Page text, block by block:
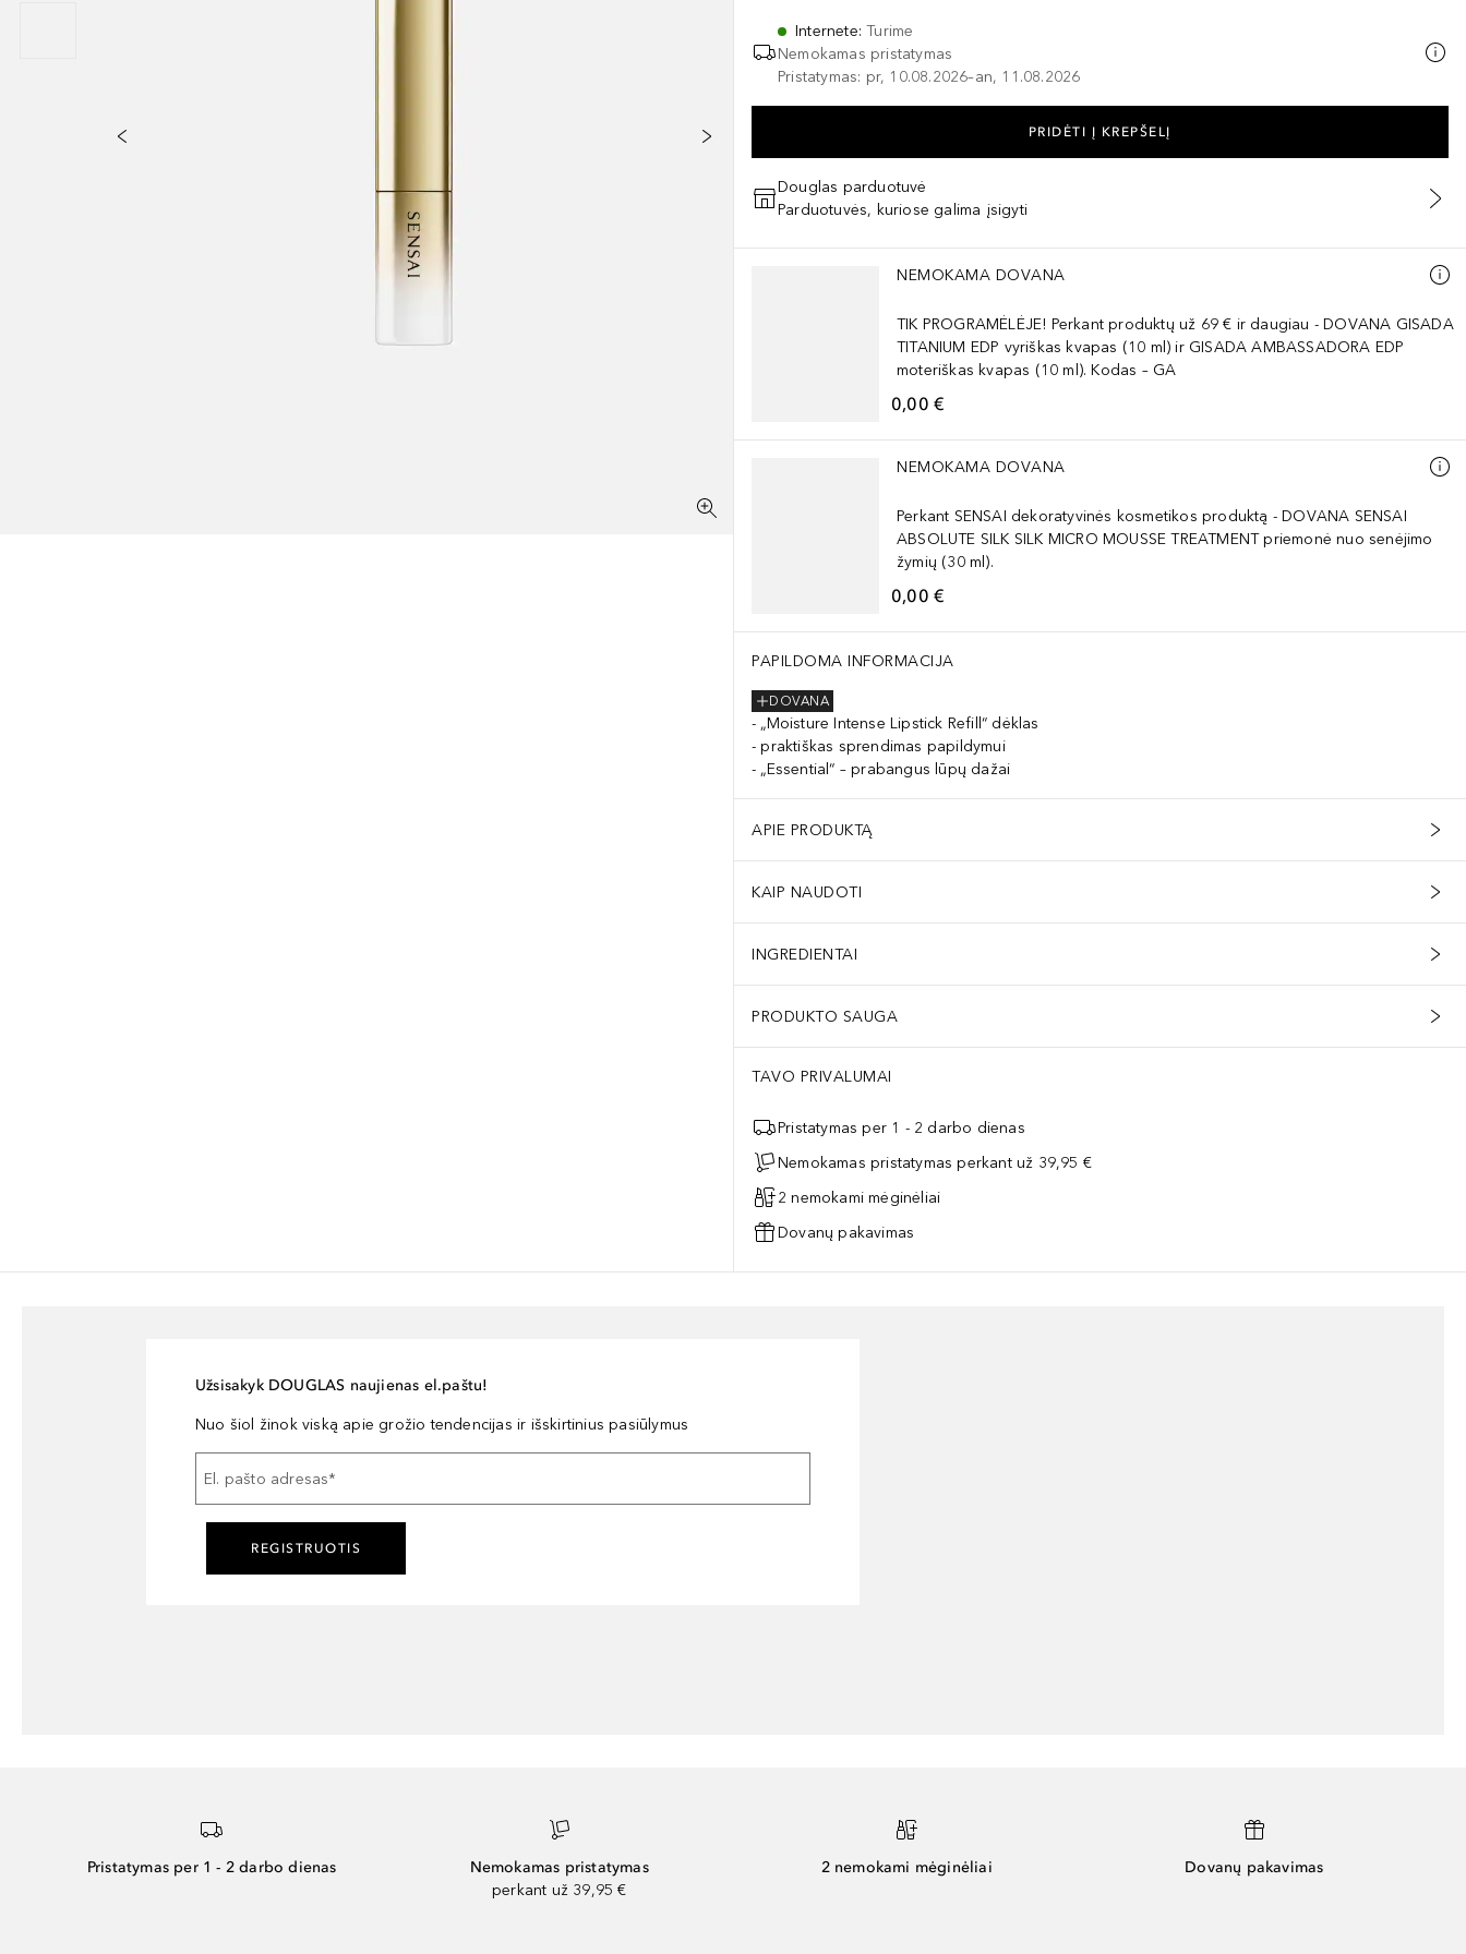
Internete:Turime
Nemokamas pristatymas
Pristatymas: pr, 10.08.2026–an, 11.08.2026
PRIDĖTI Į KREPŠELĮ
Douglas parduotuvė
Parduotuvės, kuriose galima įsigyti
Praleisti slankiklį
NEMOKAMA DOVANA
TIK PROGRAMĖLĖJE! Perkant produktų už 69 € ir daugiau - DOVANA GISADA
TITANIUM EDP vyriškas kvapas (10 ml) ir GISADA AMBASSADORA EDP
moteriškas kvapas (10 ml). Kodas – GA
0,00 €
Praleisti slankiklį
NEMOKAMA DOVANA
Perkant SENSAI dekoratyvinės kosmetikos produktą - DOVANA SENSAI
ABSOLUTE SILK SILK MICRO MOUSSE TREATMENT priemonė nuo senėjimo
žymių (30 ml).
0,00 €
PAPILDOMA INFORMACIJA
DOVANA
„Moisture Intense Lipstick Refill“ dėklas
praktiškas sprendimas papildymui
„Essential“ – prabangus lūpų dažai
APIE PRODUKTĄ
KAIP NAUDOTI
INGREDIENTAI
PRODUKTO SAUGA
TAVO PRIVALUMAI
Pristatymas per 1 - 2 darbo dienas
Nemokamas pristatymas perkant už 39,95 €
2 nemokami mėginėliai
Dovanų pakavimas
Užsisakyk DOUGLAS naujienas el.paštu!
Nuo šiol žinok viską apie grožio tendencijas ir išskirtinius pasiūlymus
El. pašto adresas*
REGISTRUOTIS
Pristatymas per 1 - 2 darbo dienas
Nemokamas pristatymas
perkant už 39,95 €
2 nemokami mėginėliai Dovanų pakavimas